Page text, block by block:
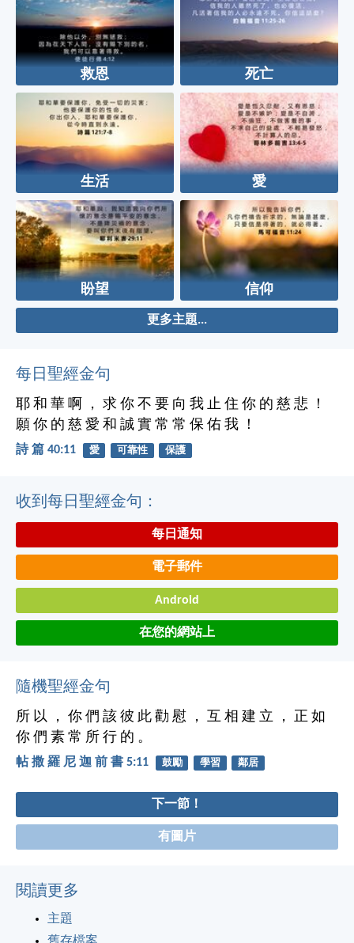
救恩 死亡
生活 愛
盼望 信仰
更多主題...
每日聖經金句
耶 和 華 啊 ， 求 你 不 要 向 我 止 住 你 的 慈 悲 ！
願 你 的 慈 愛 和 誠 實 常 常 保 佑 我 ！
詩 篇 40:11 愛 可靠性 保護
收到每日聖經金句：
每日通知
電子郵件
Android
在您的網站上
隨機聖經金句
所 以 ， 你 們 該 彼 此 勸 慰 ， 互 相 建 立 ， 正 如
你 們 素 常 所 行 的 。
帖 撒 羅 尼 迦 前 書 5:11 鼓勵 學習 鄰居
下一節！
有圖片
閱讀更多
主題